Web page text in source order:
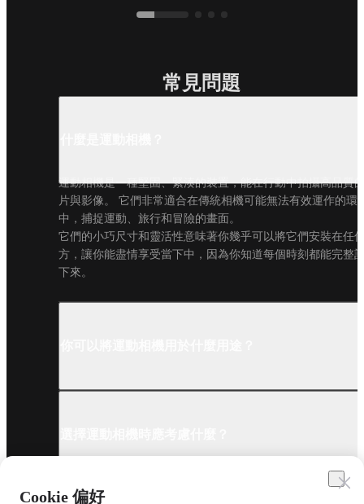
常見問題
運動相機是一種堅固、緊湊的裝置，能在行動中拍攝高品質
片與影像。 它們非常適合在傳統相機可能無法有效運作的環
中，捕捉運動、旅行和冒險的畫面。
它們的小巧尺寸和靈活性意味著你幾乎可以將它們安裝在任
方，讓你能盡情享受當下中，因為你知道每個時刻都能完整
下來。
Cookie 偏好